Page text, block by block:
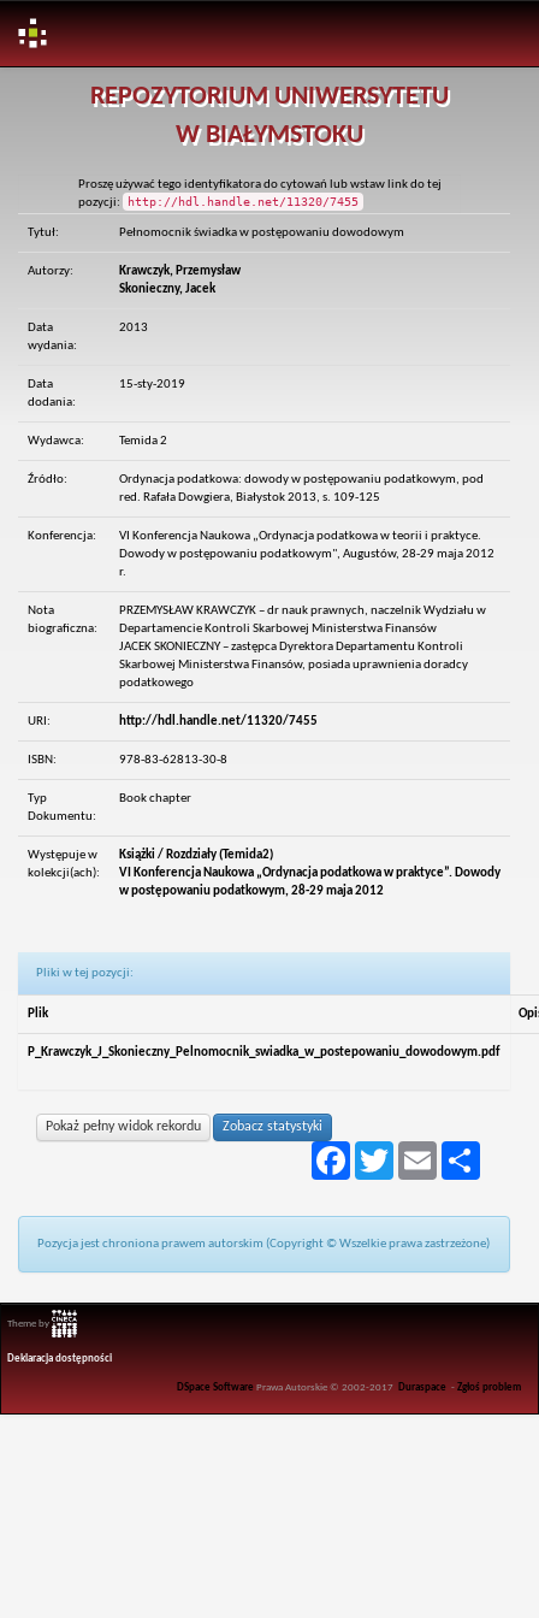
REPOZYTORIUM UNIWERSYTETU
W BIAŁYMSTOKU
Proszę używać tego identyfikatora do cytowań lub wstaw link do tej
pozycji:
http://hdl.handle.net/11320/7455
Tytuł: Pełnomocnik świadka w postępowaniu dowodowym
Autorzy:
Krawczyk, Przemysław
Skonieczny, Jacek
Data
wydania:
2013
Data
dodania:
15-sty-2019
Wydawca: Temida 2
Źródło:
Ordynacja podatkowa: dowody w postępowaniu podatkowym, pod
red. Rafała Dowgiera, Białystok 2013, s. 109-125
Konferencja:
VI Konferencja Naukowa „Ordynacja podatkowa w teorii i praktyce.
Dowody w postępowaniu podatkowym", Augustów, 28-29 maja 2012
r.
Nota
biograficzna:
PRZEMYSŁAW KRAWCZYK – dr nauk prawnych, naczelnik Wydziału w
Departamencie Kontroli Skarbowej Ministerstwa Finansów
JACEK SKONIECZNY – zastępca Dyrektora Departamentu Kontroli
Skarbowej Ministerstwa Finansów, posiada uprawnienia doradcy
podatkowego
URI: http://hdl.handle.net/11320/7455
ISBN: 978-83-62813-30-8
Typ
Dokumentu:
Book chapter
Występuje w
kolekcji(ach):
Książki / Rozdziały (Temida2)
VI Konferencja Naukowa „Ordynacja podatkowa w praktyce”. Dowody
w postępowaniu podatkowym, 28-29 maja 2012
Pliki w tej pozycji:
Plik
P_Krawczyk_J_Skonieczny_Pelnomocnik_swiadka_w_postepowaniu_dowodowym.pdf
Pokaż pełny widok rekordu Zobacz statystyki
Facebook Twitter Email
Pozycja jest chroniona prawem autorskim (Copyright © Wszelkie prawa zastrzeżone)
Theme by
Deklaracja dostępności
DSpace Software Prawa Autorskie © 2002-2017 Duraspace -Zgłoś problem